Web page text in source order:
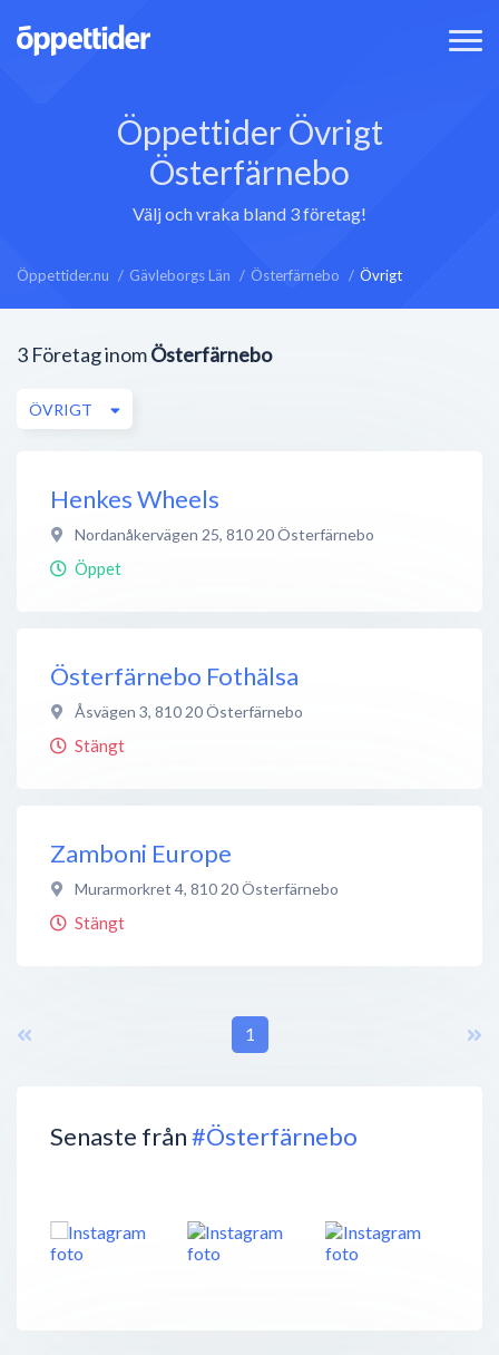
Öppettider Övrigt
Österfärnebo
Välj och vraka bland 3 företag!
Öppettider.nu Gävleborgs Län Österfärnebo Övrigt
Senaste från#Österfärnebo
3 Företag inomÖsterfärnebo
ÖVRIGT
Henkes Wheels
Nordanåkervägen 25, 810 20Österfärnebo
Öppet
Österfärnebo Fothälsa
Åsvägen 3, 810 20Österfärnebo
Stängt
Zamboni Europe
Murarmorkret 4, 810 20Österfärnebo
Stängt
1